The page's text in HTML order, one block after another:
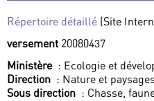
Répertoire détaillé (Site
versement 20080437
Ministère : Ecologie et
Direction : Nature et paysages
Sous direction : Chasse,